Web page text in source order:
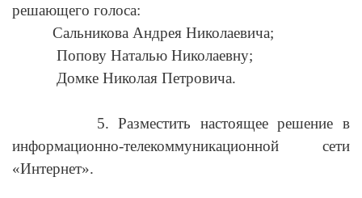
решающего голоса:
Сальникова Андрея Николаевича;
Попову Наталью Николаевну;
Домке Николая Петровича.
5. Разместить настоящее решение в
информационно-телекоммуникационной сети
«Интернет».